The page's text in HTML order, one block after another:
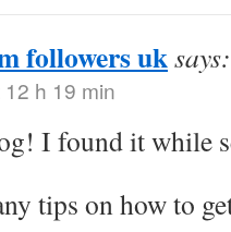
followers uksays:
h 19 min
I found it while
tips on how to